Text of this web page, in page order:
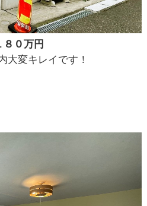
８０万円
大変キレイです！